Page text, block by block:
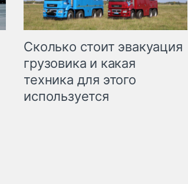
Сколько стоит эвакуация
грузовика и какая
техника для этого
используется